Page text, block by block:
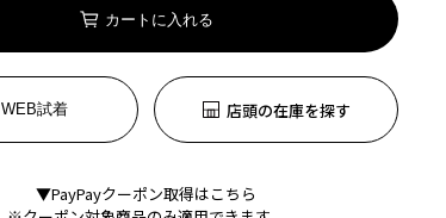
カートに入れる
WEB試着 店頭の在庫を探す
▼PayPayクーポン取得はこちら